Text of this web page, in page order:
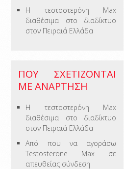
Η τεστοστερόνη Max
διαθέσιμα στο διαδίκτυο
στον Πειραιά Ελλάδα
ΠΟΥ ΣΧΕΤΊΖΟΝΤΑΙ
ΜΕ ΑΝΆΡΤΗΣΗ
Η τεστοστερόνη Max
διαθέσιμα στο διαδίκτυο
στον Πειραιά Ελλάδα
Από που να αγοράσω
Testosterone Max σε
απευθείας σύνδεση